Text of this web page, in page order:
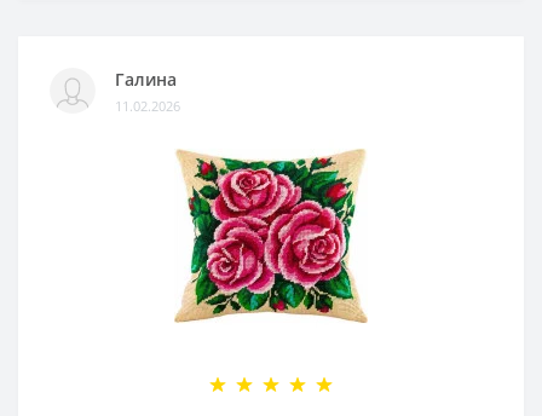
Галина
11.02.2026